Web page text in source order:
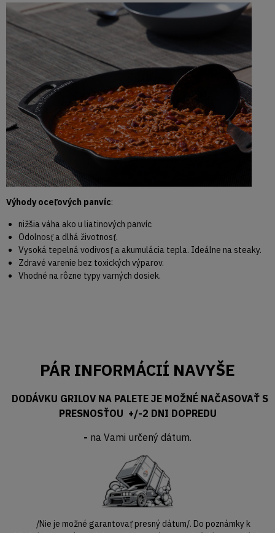
Výhody oceľových panvíc:
nižšia váha ako u liatinových panvíc
Odolnosť a dlhá životnosť.
Vysoká tepelná vodivosť a akumulácia tepla. Ideálne na steaky.
Zdravé varenie bez toxických výparov.
Vhodné na rôzne typy varných dosiek.
PÁR INFORMÁCIÍ NAVYŠE
DODÁVKU GRILOV NA PALETE JE MOŽNÉ NAČASOVAŤ S
PRESNOSŤOU +/-2 DNI DOPREDU
- na Vami určený dátum.
/Nie je možné garantovať presný dátum/. Do poznámky k